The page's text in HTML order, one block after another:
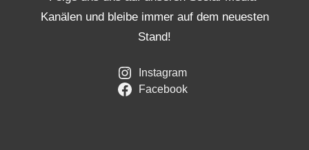
Kanälen und bleibe immer auf dem neuesten
Stand!
Instagram
Facebook